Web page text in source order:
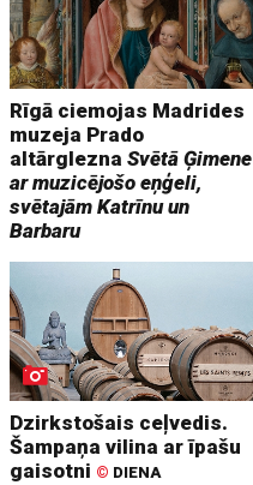
Rīgā ciemojas Madrides
muzeja Prado
altārgleznaSvētā Ģimene
ar muzicējošo eņģeli,
svētajām Katrīnu un
Barbaru
Dzirkstošais ceļvedis.
Šampaņa vilina ar īpašu
gaisotni © DIENA